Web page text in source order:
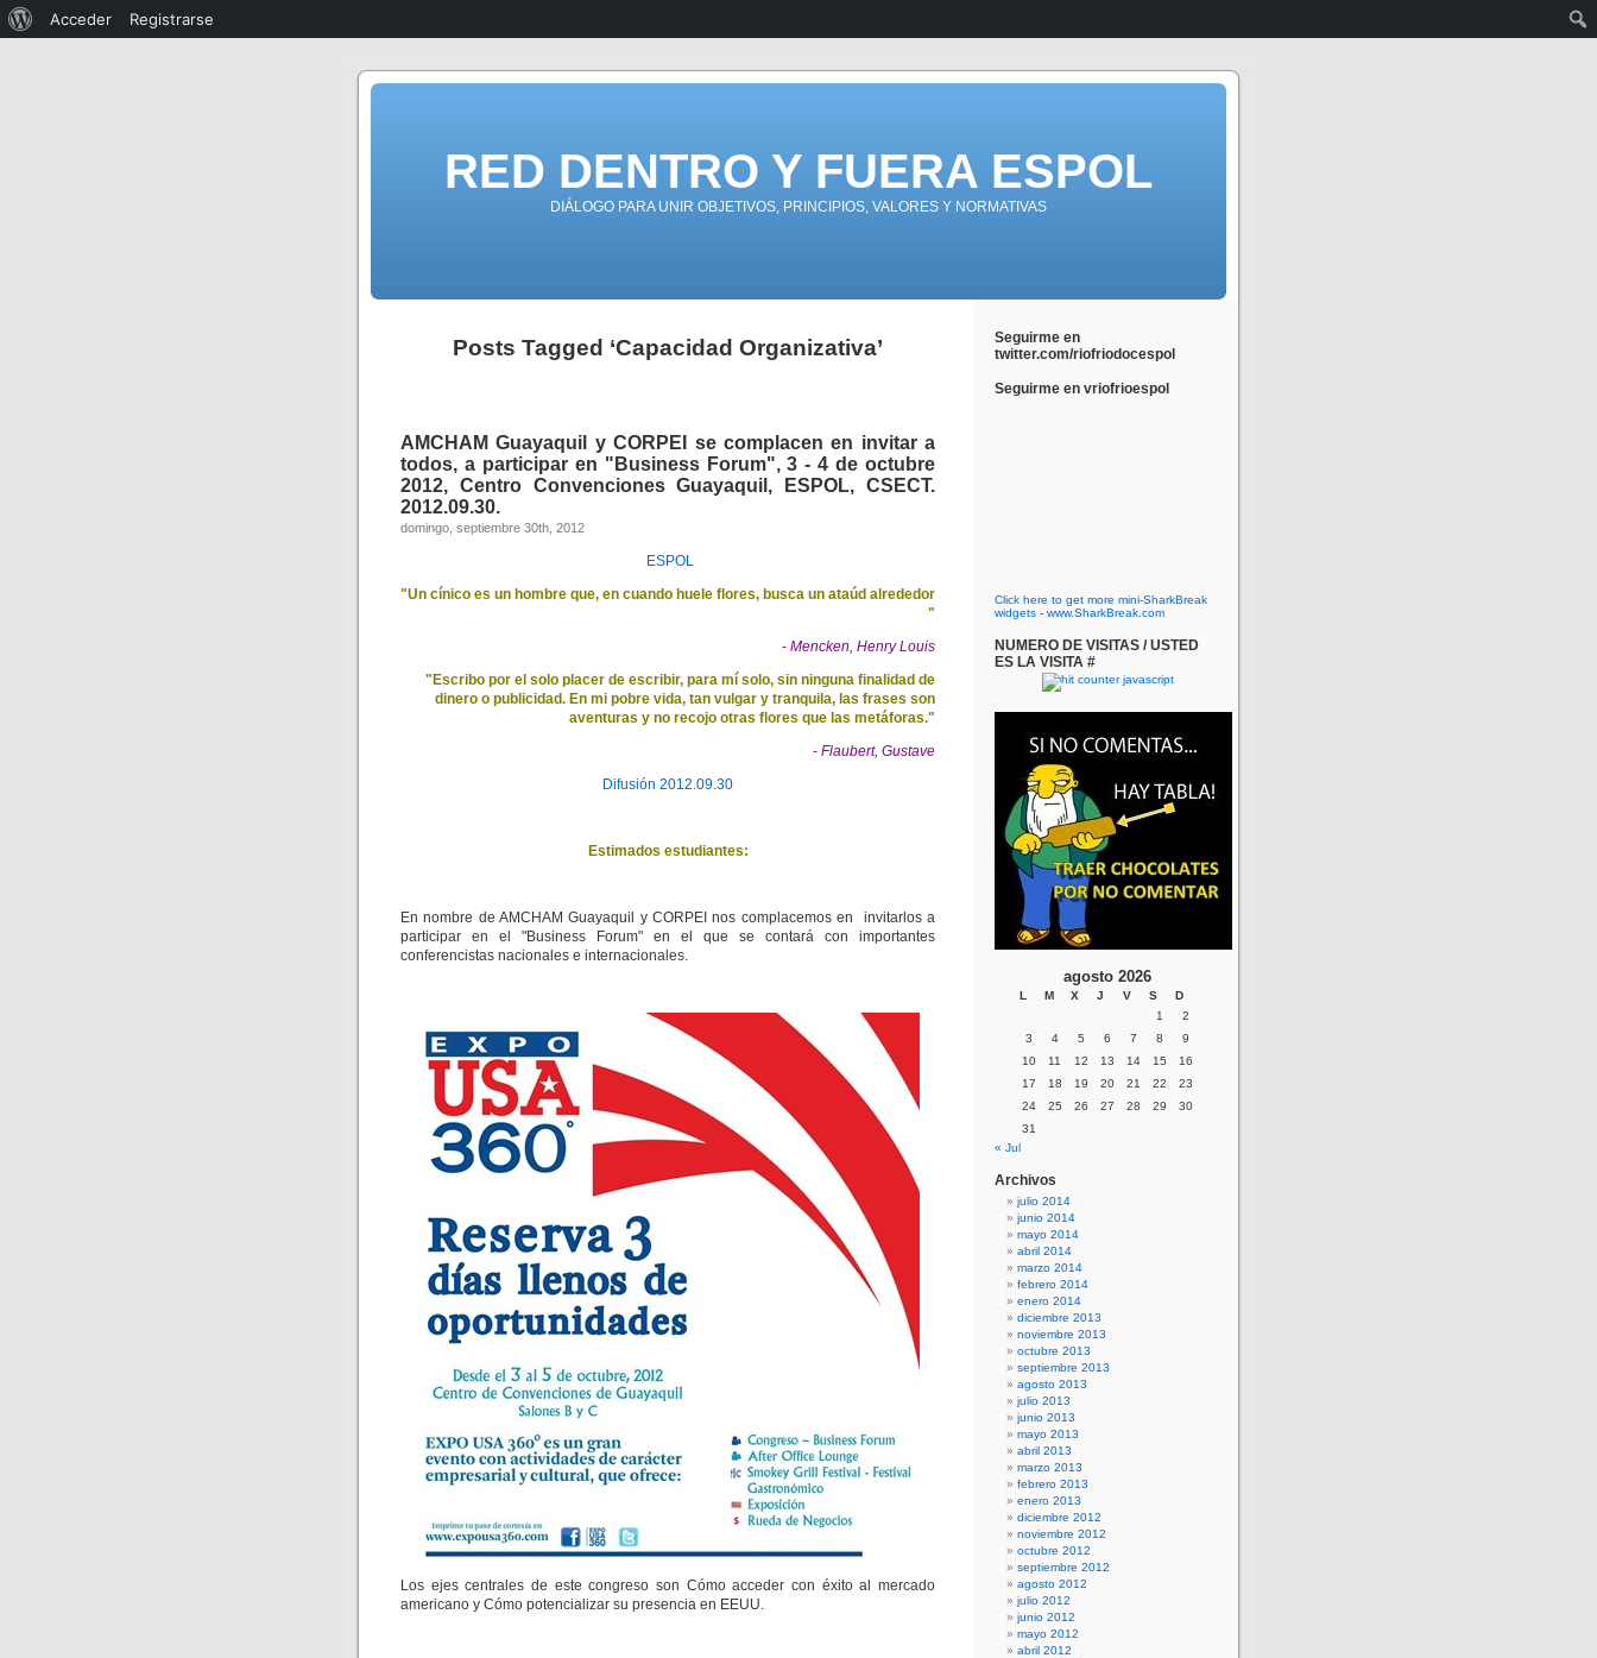
RED DENTRO Y FUERA ESPOL
DIÁLOGO PARA UNIR OBJETIVOS, PRINCIPIOS, VALORES Y NORMATIVAS
Posts Tagged ‘Capacidad Organizativa’
AMCHAM Guayaquil y CORPEI se complacen en invitar a
todos, a participar en "Business Forum", 3 - 4 de octubre
2012, Centro Convenciones Guayaquil, ESPOL, CSECT.
2012.09.30.
domingo, septiembre 30th, 2012
ESPOL
"Un cínico es un hombre que, en cuando huele flores, busca un ataúd alrededor
"
- Mencken, Henry Louis
"Escribo por el solo placer de escribir, para mí solo, sin ninguna finalidad de
dinero o publicidad. En mi pobre vida, tan vulgar y tranquila, las frases son
aventuras y no recojo otras flores que las metáforas."
- Flaubert, Gustave
Difusión 2012.09.30
Estimados estudiantes:
En nombre de AMCHAM Guayaquil y CORPEI nos complacemos en invitarlos a
participar en el "Business Forum" en el que se contará con importantes
conferencistas nacionales e internacionales.
Los ejes centrales de este congreso son Cómo acceder con éxito al mercado
americano y Cómo potencializar su presencia en EEUU.
Seguirme en
twitter.com/riofriodocespol
Seguirme en vriofrioespol
Click here to get more mini-SharkBreak
widgets - www.SharkBreak.com
NUMERO DE VISITAS / USTED
ES LA VISITA #
agosto 2026
L M X J V S
D
1
2
3
4 5 6 7 8
9
10
11 12 13 14 15
16
17
18 19 20 21 22
23
24
25 26 27 28 29
30
31
« Jul
Archivos
julio 2014
junio 2014
mayo 2014
abril 2014
marzo 2014
febrero 2014
enero 2014
diciembre 2013
noviembre 2013
octubre 2013
septiembre 2013
agosto 2013
julio 2013
junio 2013
mayo 2013
abril 2013
marzo 2013
febrero 2013
enero 2013
diciembre 2012
noviembre 2012
octubre 2012
septiembre 2012
agosto 2012
julio 2012
junio 2012
mayo 2012
abril 2012
Acceder Registrarse